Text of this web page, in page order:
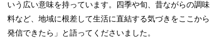
いう広い意味を持っています。四季や旬、昔ながらの調味
料など、地域に根差して生活に直結する気づきをここから
発信できたら」と語ってくださいました。